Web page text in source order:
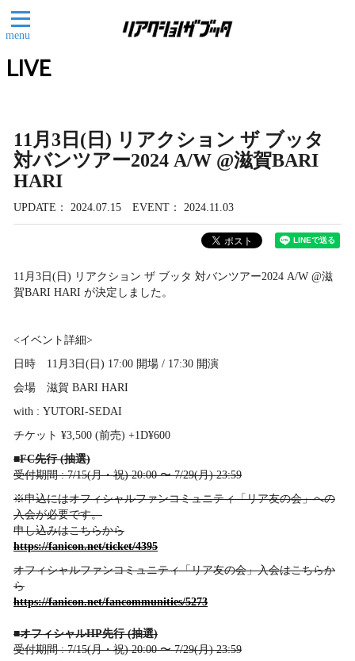
menu
LIVE
11月3日(日) リアクション ザ ブッタ
対バンツアー2024 A/W @滋賀BARI
HARI
UPDATE 2024.07.15 EVENT 2024.11.03
11月3日(日) リアクション ザ ブッタ 対バンツアー2024 A/W @滋
賀BARI HARI が決定しました。
<イベント詳細>
日時 11月3日(日) 17:00 開場 / 17:30 開演
会場 滋賀 BARI HARI
with : YUTORI-SEDAI
チケット ¥3,500 (前売) +1D¥600
■FC先行 (抽選)
受付期間 : 7/15(月・祝) 20:00 〜 7/29(月) 23:59
※申込にはオフィシャルファンコミュニティ「リア友の会」への
入会が必要です。
申し込みはこちらから
https://fanicon.net/ticket/4395
オフィシャルファンコミュニティ「リア友の会」入会はこちらか
ら
https://fanicon.net/fancommunities/5273
■オフィシャルHP先行 (抽選)
受付期間 : 7/15(月・祝) 20:00 〜 7/29(月) 23:59